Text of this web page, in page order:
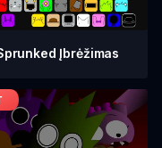
Įbrėžimas